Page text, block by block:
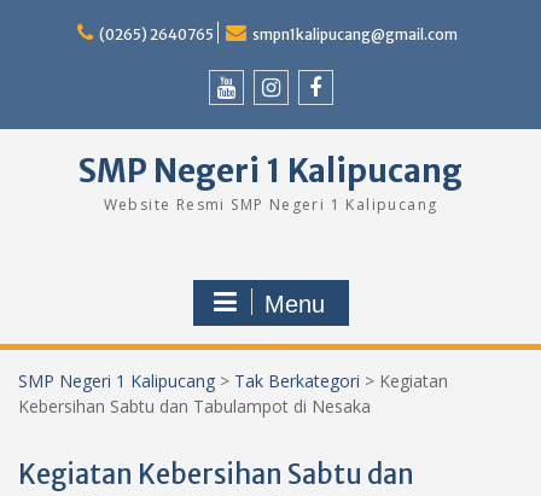
(0265) 2640765 smpn1kalipucang@gmail.com
SMP Negeri 1 Kalipucang
Website Resmi SMP Negeri 1 Kalipucang
Menu
SMP Negeri 1 Kalipucang > Tak Berkategori > Kegiatan
Kebersihan Sabtu dan Tabulampot di Nesaka
Kegiatan Kebersihan Sabtu dan